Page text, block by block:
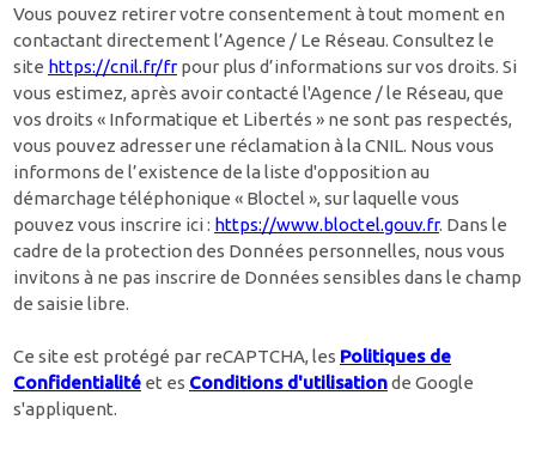
Vous pouvez retirer votre consentement à tout moment en
contactant directement l’Agence / Le Réseau. Consultez le
site https://cnil.fr/fr pour plus d’informations sur vos droits. Si
vous estimez, après avoir contacté l'Agence / le Réseau, que
vos droits « Informatique et Libertés » ne sont pas respectés,
vous pouvez adresser une réclamation à la CNIL. Nous vous
informons de l’existence de la liste d'opposition au
démarchage téléphonique « Bloctel », sur laquelle vous
pouvez vous inscrire ici : https://www.bloctel.gouv.fr. Dans le
cadre de la protection des Données personnelles, nous vous
invitons à ne pas inscrire de Données sensibles dans le champ
de saisie libre.
Ce site est protégé par reCAPTCHA, les Politiques de
Confidentialité et es Conditions d'utilisationde Google
s'appliquent.